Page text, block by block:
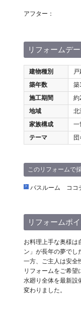
アフター：
リフォームデー
建物種別
築年数
築
施工期間
約
地域
北
家族構成
一
テーマ
このリフォームで
バスルーム ココ
リフォームポイ
お料理上手な奥様は
ン」が長年の夢でし
一方、ご主人は安全
リフォームをご希望
水廻り全体を最新設
変わりました。